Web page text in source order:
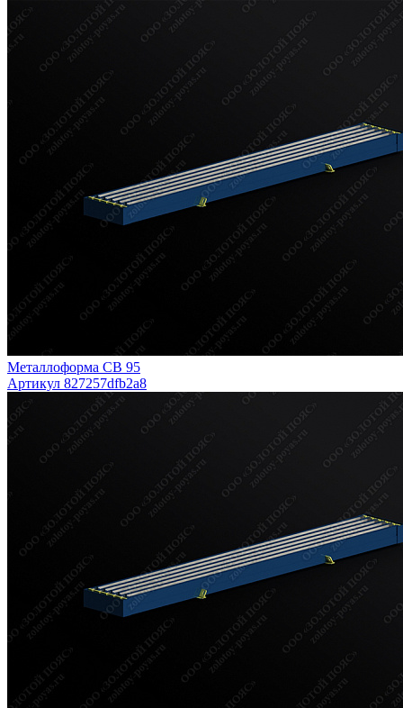
Металлоформа СВ 95
Артикул 827257dfb2a8